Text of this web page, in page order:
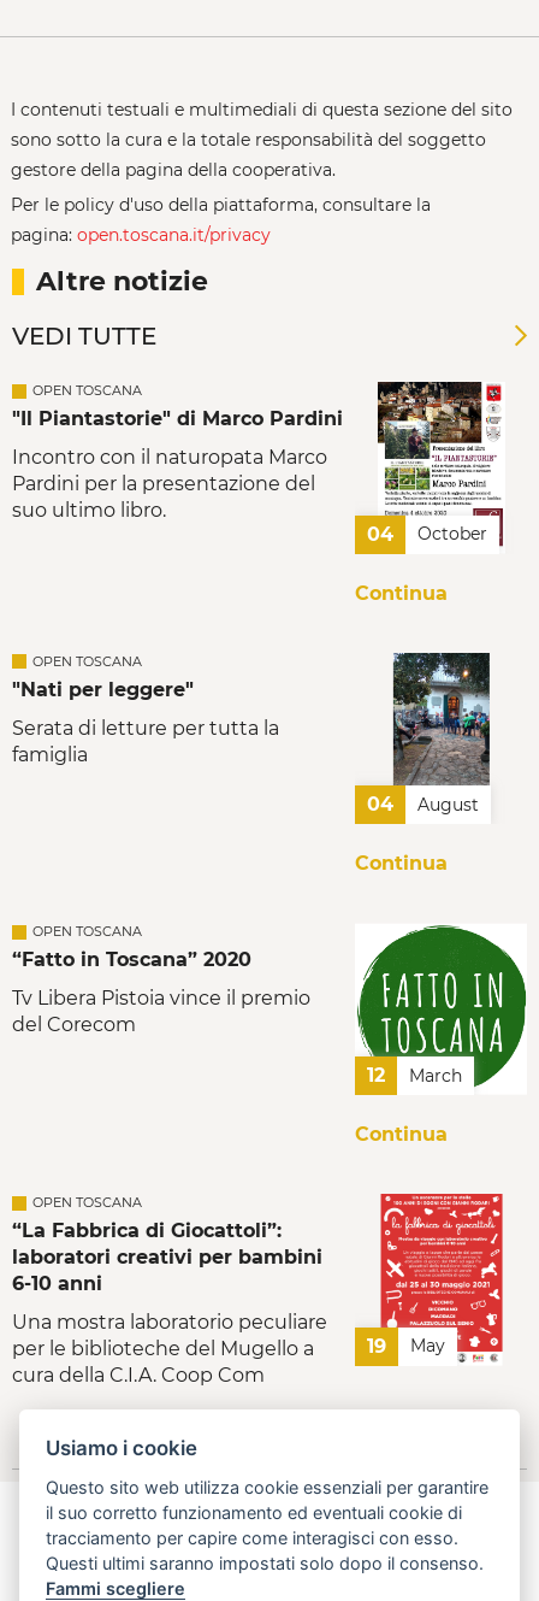
I contenuti testuali e multimediali di questa sezione del sito
sono sotto la cura e la totale responsabilità del soggetto
gestore della pagina della cooperativa.
Per le policy d'uso della piattaforma, consultare la
pagina: open.toscana.it/privacy
Altre notizie
VEDI TUTTE
04 October
OPEN TOSCANA
"Il Piantastorie" di Marco Pardini
Incontro con il naturopata Marco
Pardini per la presentazione del
suo ultimo libro.
Continua
04 August
OPEN TOSCANA
"Nati per leggere"
Serata di letture per tutta la
famiglia
Continua
12 March
OPEN TOSCANA
“Fatto in Toscana” 2020
Tv Libera Pistoia vince il premio
del Corecom
Continua
19 May
OPEN TOSCANA
“La Fabbrica di Giocattoli”:
laboratori creativi per bambini
6-10 anni
Una mostra laboratorio peculiare
per le biblioteche del Mugello a
cura della C.I.A. Coop Com
aperta, innovativa, online
Usiamo i cookie
Questo sito web utilizza cookie essenziali per garantire
il suo corretto funzionamento ed eventuali cookie di
tracciamento per capire come interagisci con esso.
Questi ultimi saranno impostati solo dopo il consenso.
Fammi scegliere